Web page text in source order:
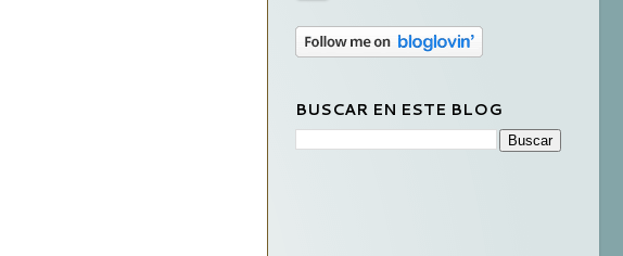
BUSCAR EN ESTE BLOG